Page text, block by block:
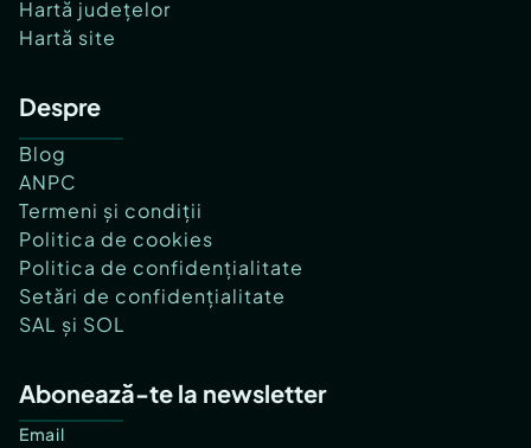
Hartă județelor
Hartă site
Despre
Blog
ANPC
Termeni și condiții
Politica de cookies
Politica de confidențialitate
Setări de confidențialitate
SAL și SOL
Abonează-te la newsletter
Email